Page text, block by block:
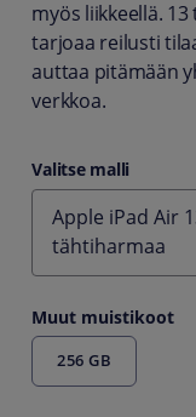
myös liikkeellä.
tarjoaa reilusti
auttaa pitämään
verkkoa.
Valitse malli
Apple iPad Air
tähtiharmaa
Muut muistikoot
256 GB